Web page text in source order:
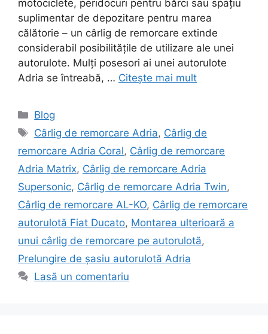
motociclete, peridocuri pentru bărci sau spațiu
suplimentar de depozitare pentru marea
călătorie – un cârlig de remorcare extinde
considerabil posibilitățile de utilizare ale unei
autorulote. Mulți posesori ai unei autorulote
Adria se întreabă, … Citește mai mult
Categorii
Blog
Etichete
Cârlig de remorcare Adria, Cârlig de
remorcare Adria Coral, Cârlig de remorcare
Adria Matrix, Cârlig de remorcare Adria
Supersonic, Cârlig de remorcare Adria Twin,
Cârlig de remorcare AL-KO, Cârlig de remorcare
autorulotă Fiat Ducato, Montarea ulterioară a
unui cârlig de remorcare pe autorulotă,
Prelungire de șasiu autorulotă Adria
Lasă un comentariu